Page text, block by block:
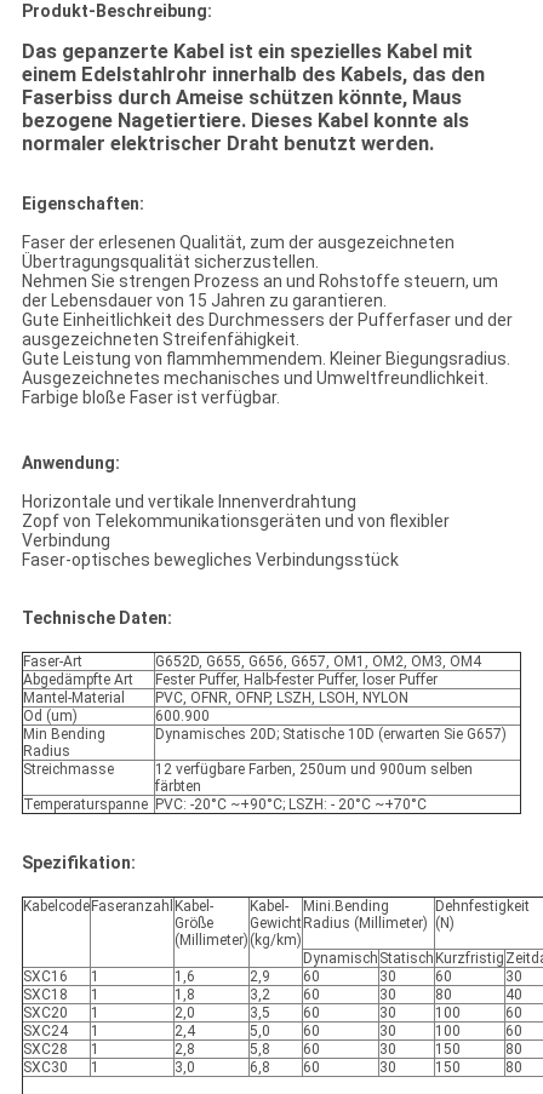
Produkt-Beschreibung:
Das gepanzerte Kabel ist ein spezielles Kabel mit
einem Edelstahlrohr innerhalb des Kabels, das den
Faserbiss durch Ameise schützen könnte, Maus
bezogene Nagetiertiere. Dieses Kabel konnte als
normaler elektrischer Draht benutzt werden.
Eigenschaften:
Faser der erlesenen Qualität, zum der ausgezeichneten
Übertragungsqualität sicherzustellen.
Nehmen Sie strengen Prozess an und Rohstoffe steuern, um
der Lebensdauer von 15 Jahren zu garantieren.
Gute Einheitlichkeit des Durchmessers der Pufferfaser und der
ausgezeichneten Streifenfähigkeit.
Gute Leistung von flammhemmendem. Kleiner Biegungsradius.
Ausgezeichnetes mechanisches und Umweltfreundlichkeit.
Farbige bloße Faser ist verfügbar.
Anwendung:
Horizontale und vertikale Innenverdrahtung
Zopf von Telekommunikationsgeräten und von flexibler
Verbindung
Faser-optisches bewegliches Verbindungsstück
Technische Daten:
Faser-Art
G652D, G655, G656, G657, OM1, OM2, OM3, OM4
Abgedämpfte Art
Fester Puffer, Halb-fester Puffer, loser Puffer
Mantel-Material
PVC, OFNR, OFNP, LSZH, LSOH, NYLON
Od (um)
600.900
Min Bending
Radius
Dynamisches 20D; Statische 10D (erwarten Sie G657)
Streichmasse
12 verfügbare Farben, 250um und 900um selben
färbten
Temperaturspanne PVC: -20°C ~+90°C; LSZH: - 20°C ~+70°C
Spezifikation:
Kabelcode Faseranzahl Kabel-
Größe
(Millimeter)
Kabel-
Gewicht
(kg/km)
Mini.Bending
Radius (Millimeter)
Dehnfestigkeit
(N)
Dynamisch Statisch Kurzfristig
SXC16
1 1,6 2,9 60 30 60
30
SXC18
1 1,8 3,2 60 30 80
40
SXC20
1 2,0 3,5 60 30 100
60
SXC24
1 2,4 5,0 60 30 100
60
SXC28
1 2,8 5,8 60 30 150
80
SXC30
1 3,0 6,8 60 30 150 80